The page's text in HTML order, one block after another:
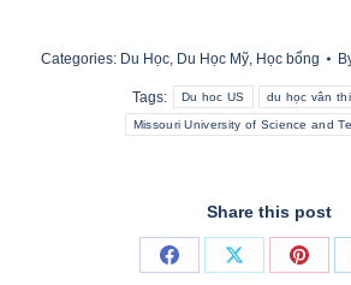
Categories: Du Học, Du Học Mỹ, Học bổng
Tags: Du hoc US du học vân
Missouri University of Science and
Share this post
Share Share Share